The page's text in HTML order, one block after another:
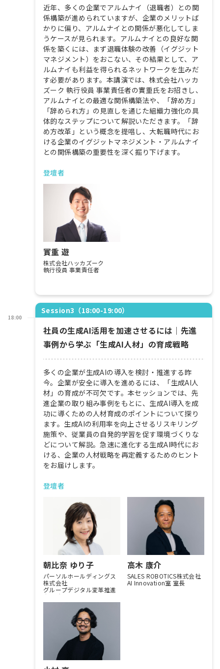
近年、多くの企業でアルムナイ（退職者）との関
係構築が進められていますが、企業のメリットば
かりに偏り、アルムナイとの関係が悪化してしま
うケースが見られます。アルムナイとの良好な関
係を築くには、まず退職体験の改善（イグジット
マネジメント）をおこない、その結果として、ア
ルムナイも利益を得られるネットワークを生みだ
す必要があります。本講演では、株式会社ハッカ
ズーク 執行役員 事業責任者の實重氏をお招きし、
アルムナイとの最適な関係構築法や、「辞め方」
「辞められ方」の見直しを通じた組織力強化の具
体的なステップについて解説いただきます。「辞
め方改革」という概念を提唱し、大転職時代にお
ける企業のイグジットマネジメント・アルムナイ
との関係構築の重要性を深く掘り下げます。
登壇者
實重 遊
株式会社ハッカズーク
執行役員 事業責任者
18:00
Session3（18:00-19:00）
社員の生成AI活用を加速させるには｜先進
事例から学ぶ「生成AI人材」の育成戦略
多くの企業が生成AIの導入を検討・推進する昨
今。企業が安全に導入を進めるには、「生成AI人
材」の育成が不可欠です。本セッションでは、先
進企業の取り組み事例をもとに、生成AI導入を成
功に導くための人材育成のポイントについて探り
ます。生成AIの利用率を向上させるリスキリング
施策や、従業員の自発的学習を促す環境づくりな
どについて解説。急速に進化する生成AI時代にお
ける、企業の人材戦略を再定義するためのヒント
をお届けします。
登壇者
朝比奈 ゆり子
パーソルホールディングス
株式会社
グループデジタル変革推進
本部 本部長
高木 康介
SALES ROBOTICS株式会社
AI Innovation室 室長